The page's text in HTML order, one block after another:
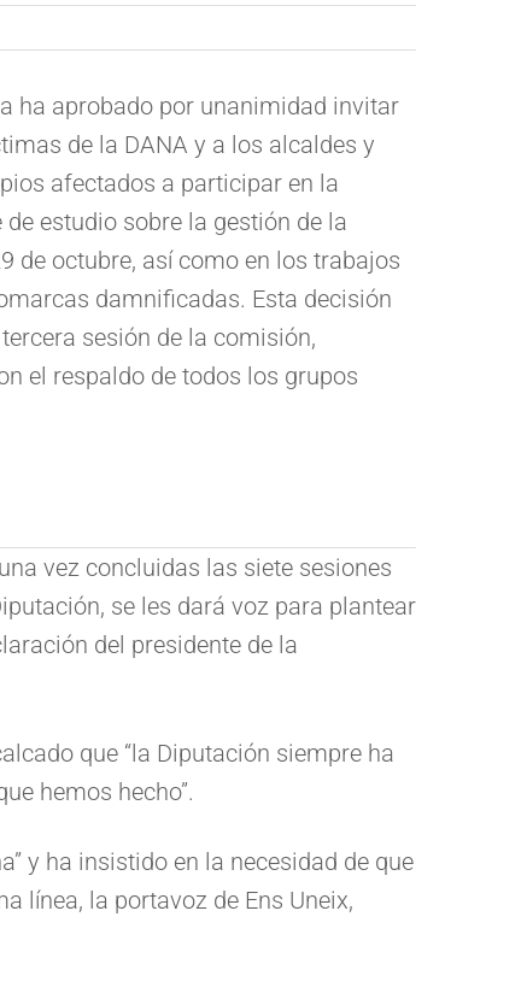
ha aprobado por unanimidad invitar
de la DANA y a los alcaldes y
afectados a participar en la
estudio sobre la gestión de la
de octubre, así como en los trabajos
damnificadas. Esta decisión
sesión de la comisión,
el respaldo de todos los grupos
vez concluidas las siete sesiones
se les dará voz para plantear
del presidente de la
que “la Diputación siempre ha
hemos hecho”.
y ha insistido en la necesidad de que
línea, la portavoz de Ens Uneix,